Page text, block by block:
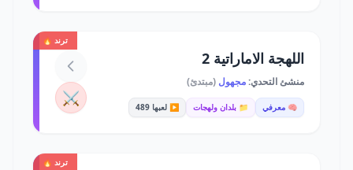
ترند 🔥
اللهجة الاماراتية 2
منشئ التحدي:مجهول (مبتدئ)
🧠 معرفي 📁 بلدان ولهجات ▶️ لعبها 489 ⚔️
ترند 🔥